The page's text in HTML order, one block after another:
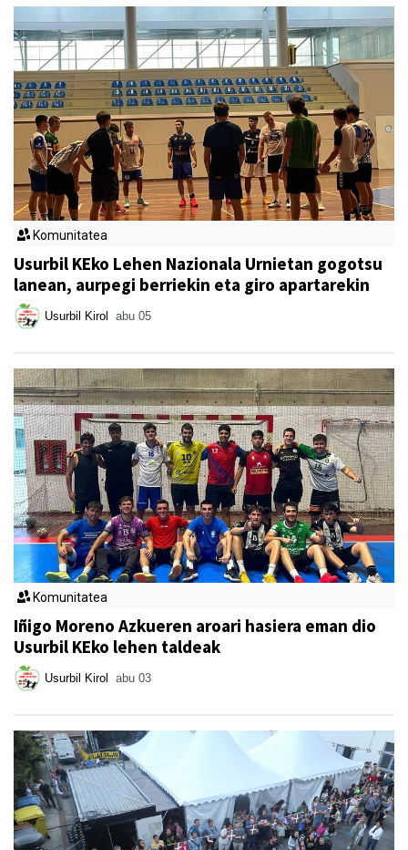
Komunitatea
Usurbil KEko Lehen Nazionala Urnietan gogotsu
lanean, aurpegi berriekin eta giro apartarekin
Usurbil Kirol abu 05
Komunitatea
Iñigo Moreno Azkueren aroari hasiera eman dio
Usurbil KEko lehen taldeak
Usurbil Kirol abu 03